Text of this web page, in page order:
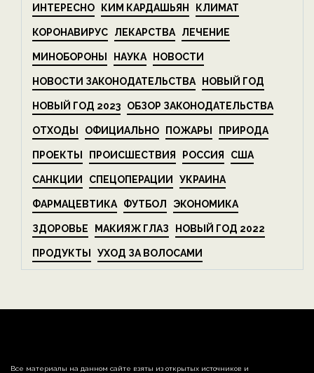
ИНТЕРЕСНО КИМ КАРДАШЬЯН КЛИМАТ
КОРОНАВИРУС ЛЕКАРСТВА ЛЕЧЕНИЕ
МИНОБОРОНЫ НАУКА НОВОСТИ
НОВОСТИ ЗАКОНОДАТЕЛЬСТВА НОВЫЙ ГОД
НОВЫЙ ГОД 2023 ОБЗОР ЗАКОНОДАТЕЛЬСТВА
ОТХОДЫ ОФИЦИАЛЬНО ПОЖАРЫ ПРИРОДА
ПРОЕКТЫ ПРОИСШЕСТВИЯ РОССИЯ США
САНКЦИИ СПЕЦОПЕРАЦИИ УКРАИНА
ФАРМАЦЕВТИКА ФУТБОЛ ЭКОНОМИКА
ЗДОРОВЬЕ МАКИЯЖ ГЛАЗ НОВЫЙ ГОД 2022
ПРОДУКТЫ УХОД ЗА ВОЛОСАМИ
Все материалы на данном сайте взяты из открытых источников и